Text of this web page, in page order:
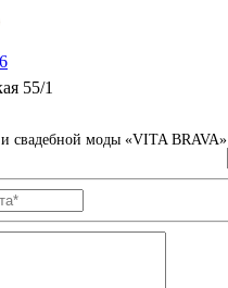
55/1
свадебной моды «VITA BRAVA»